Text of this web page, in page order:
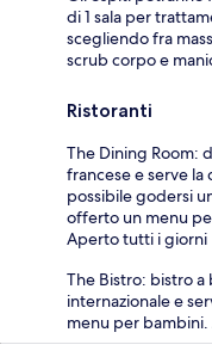
di 1 sala per
scegliendo fra
scrub corpo e
Ristoranti
The Dining Room:
francese e serve la
possibile godersi
offerto un menu
Aperto tutti i giorni
The Bistro: bistro
internazionale e
menu per